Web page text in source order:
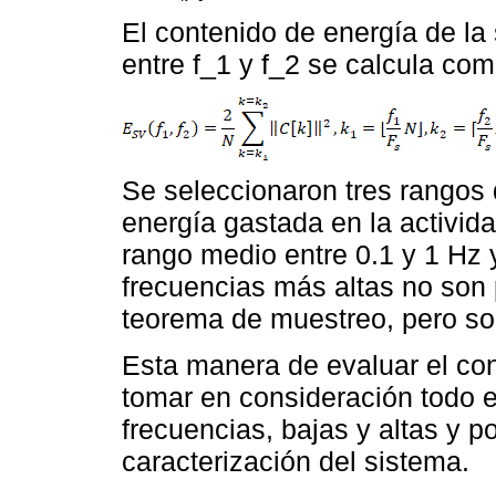
El contenido de energía de
entre f_1 y f_2 se calcula
Se seleccionaron tres
energía gastada en la
rango medio entre 0.1 y 1
frecuencias más altas no
teorema de muestreo, pero
Esta manera de evaluar el
tomar en consideración todo
frecuencias, bajas y altas y
caracterización del sistema.